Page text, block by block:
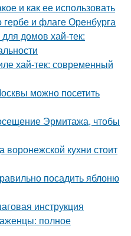
и как ее использовать
и флаге Оренбурга
домов хай-тек:
хай-тек: современный
можно посетить
Эрмитажа, чтобы
кухни стоит
посадить яблоню
инструкция
полное